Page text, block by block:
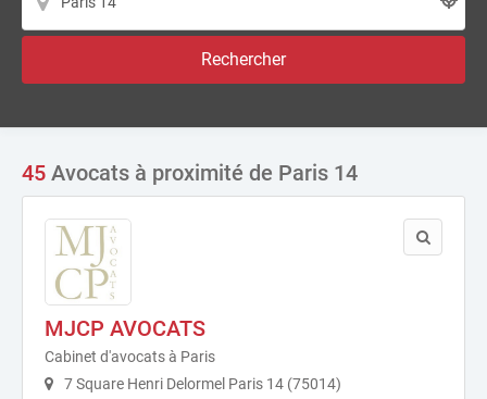
Rechercher
45 Avocats à proximité de Paris 14
MJCP AVOCATS
Cabinet d'avocats à Paris
7 Square Henri Delormel Paris 14 (75014)